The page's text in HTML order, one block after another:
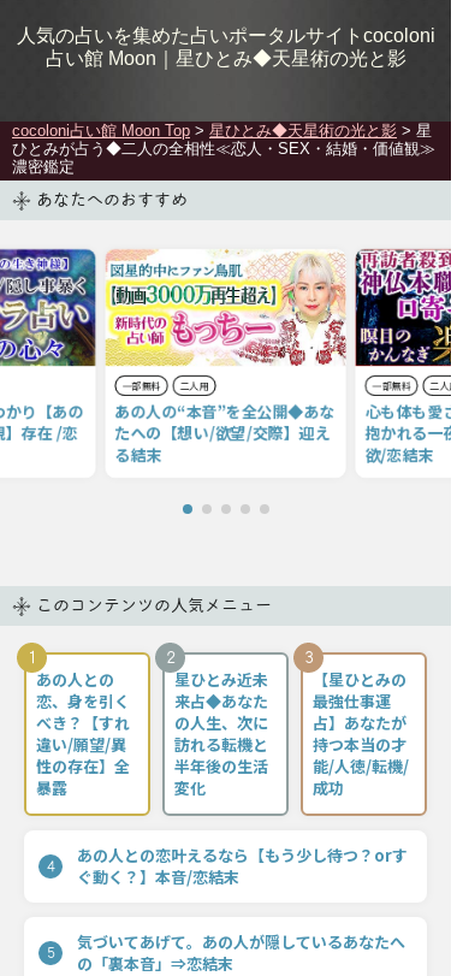
人気の占いを集めた占いポータルサイトcocoloni
占い館 Moon｜ 星ひとみ◆天星術の光と影
cocoloni占い館 Moon Top > 星ひとみ◆天星術の光と影 > 星
ひとみが占う◆二人の全相性≪恋人・SEX・結婚・価値観≫
濃密鑑定
あなたへのおすすめ
り【あの
】存在 /恋
一部無料 二人用
あの人の“本音”を全公開◆あな
たへの【想い/欲望/交際】迎え
る結末
一部無料 二人用
心も体も愛
抱かれる一
欲/恋結末
このコンテンツの人気メニュー
1
あの人との
恋、身を引く
べき？【すれ
違い/願望/異
性の存在】全
暴露
2
星ひとみ近未
来占◆あなた
の人生、次に
訪れる転機と
半年後の生活
変化
3
【星ひとみの
最強仕事運
占】あなたが
持つ本当の才
能/人徳/転機/
成功
4
あの人との恋叶えるなら【もう少し待つ？orす
ぐ動く？】本音/恋結末
5
気づいてあげて。あの人が隠しているあなたへ
の「裏本音」⇒恋結末